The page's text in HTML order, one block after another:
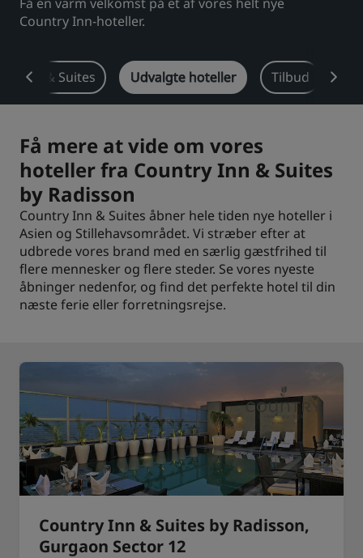
Park Plaza
Prize by Radisson Country Inn & Suites
Tilknyttede brands i Kina
J.
Kunlun Golden Tulip
Besøg vores blog
Country Inn-hoteller.
Inn & Suites Udvalgte hoteller Tilbud
Få mere at vide om vores
hoteller fra Country Inn & Suites
by Radisson
Country Inn & Suites åbner hele tiden nye hoteller i
Asien og Stillehavsområdet. Vi stræber efter at
udbrede vores brand med en særlig gæstfrihed til
flere mennesker og flere steder. Se vores nyeste
åbninger nedenfor, og find det perfekte hotel til din
næste ferie eller forretningsrejse.
Country Inn & Suites by Radisson,
Gurgaon Sector 12